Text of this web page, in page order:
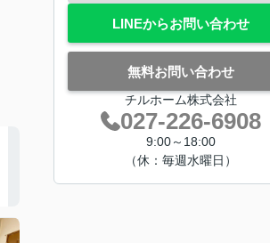
LINEからお問い合わせ
無料お問い合わせ
チルホーム株式会社
027-226-6908
9:00～18:00
（休：毎週水曜日）